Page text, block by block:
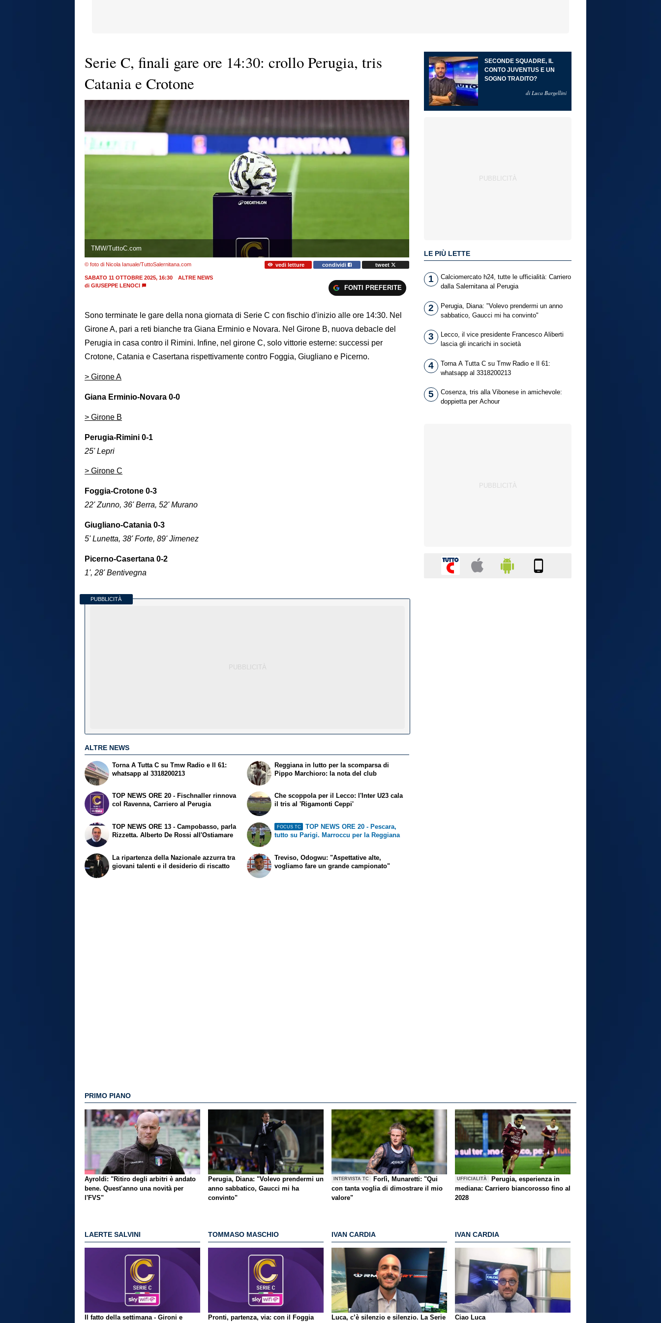
Serie C, finali gare ore 14:30: crollo Perugia, tris
Catania e Crotone
TMW/TuttoC.com
© foto di Nicola Ianuale/TuttoSalernitana.com vedi letture condividi tweet
SABATO 11 OTTOBRE 2025, 16:30
ALTRE NEWS
di GIUSEPPE LENOCI FONTI PREFERITE
Sono terminate le gare della nona giornata di Serie C con fischio d'inizio alle ore 14:30. Nel
Girone A, pari a reti bianche tra Giana Erminio e Novara. Nel Girone B, nuova debacle del
Perugia in casa contro il Rimini. Infine, nel girone C, solo vittorie esterne: successi per
Crotone, Catania e Casertana rispettivamente contro Foggia, Giugliano e Picerno.
> Girone A
Giana Erminio-Novara 0-0
> Girone B
Perugia-Rimini 0-1
25' Lepri
> Girone C
Foggia-Crotone 0-3
22' Zunno, 36' Berra, 52' Murano
Giugliano-Catania 0-3
5' Lunetta, 38' Forte, 89' Jimenez
Picerno-Casertana 0-2
1', 28' Bentivegna
PUBBLICITÀ
ALTRE NEWS
Torna A Tutta C su Tmw Radio e Il 61:
whatsapp al 3318200213
TOP NEWS ORE 20 - Fischnaller rinnova
col Ravenna, Carriero al Perugia
Reggiana in lutto per la scomparsa di
Pippo Marchioro: la nota del club
Che scoppola per il Lecco: l'Inter U23 cala
il tris al 'Rigamonti Ceppi'
TOP NEWS ORE 13 - Campobasso, parla
Rizzetta. Alberto De Rossi all'Ostiamare
La ripartenza della Nazionale azzurra tra
giovani talenti e il desiderio di riscatto
FOCUS TC
TOP NEWS ORE 20 - Pescara,
tutto su Parigi. Marroccu per la Reggiana
Treviso, Odogwu: "Aspettative alte,
vogliamo fare un grande campionato"
SECONDE SQUADRE, IL
CONTO JUVENTUS E UN
SOGNO TRADITO?
di Luca Bargellini
LE PIÙ LETTE
1
Calciomercato h24, tutte le ufficialità: Carriero
dalla Salernitana al Perugia
2
Perugia, Diana: "Volevo prendermi un anno
sabbatico, Gaucci mi ha convinto"
3
Lecco, il vice presidente Francesco Aliberti
lascia gli incarichi in società
4
Torna A Tutta C su Tmw Radio e Il 61:
whatsapp al 3318200213
5
Cosenza, tris alla Vibonese in amichevole:
doppietta per Achour
PRIMO PIANO
Ayroldi: "Ritiro degli arbitri è andato
bene. Quest'anno una novità per
l'FVS"
Perugia, Diana: "Volevo prendermi un
anno sabbatico, Gaucci mi ha
convinto"
INTERVISTA TC
Forlì, Munaretti: "Qui
con tanta voglia di dimostrare il mio
valore"
UFFICIALITÀ
Perugia, esperienza in
mediana: Carriero biancorosso fino al
2028
LAERTE SALVINI
Il fatto della settimana - Gironi e
TOMMASO MASCHIO
Pronti, partenza, via: con il Foggia
IVAN CARDIA
Luca, c’è silenzio e silenzio. La Serie
IVAN CARDIA
Ciao Luca